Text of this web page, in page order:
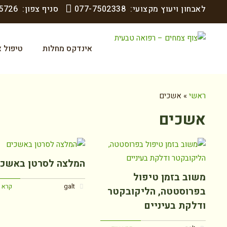
לאבחון ויעוץ מקצועי: 077-7502338 סניף צפון:
אינדקס מחלות טיפול
ראשי» אשכים
אשכים
משוב בזמן טיפול
בפרוסטטה, הליקובקטר
ודלקת בעיניים
המלצה לסרטן
galt